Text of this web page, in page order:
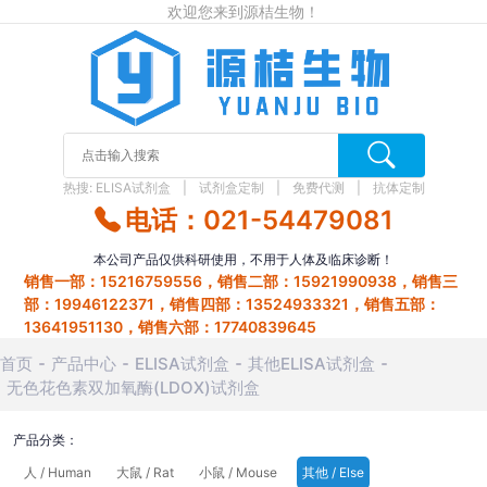
欢迎您来到源桔生物！
热搜: ELISA试剂盒 试剂盒定制 免费代测 抗体定制
电话：021-54479081
本公司产品仅供科研使用，不用于人体及临床诊断！
销售一部：15216759556，销售二部：15921990938，销售三
部：19946122371，销售四部：13524933321，销售五部：
13641951130，销售六部：17740839645
首页 产品中心 ELISA试剂盒
其他ELISA试剂盒
无色花色素双加氧酶(LDOX)试剂盒
产品分类：
人 / Human
大鼠 / Rat 小鼠 / Mouse 其他 / Else